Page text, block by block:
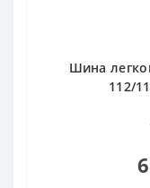
Шина
112/